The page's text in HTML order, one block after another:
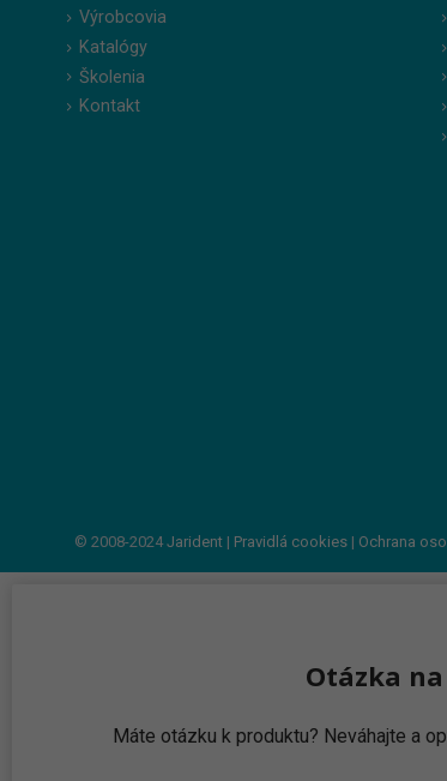
Výrobcovia
Katalógy
Školenia
Kontakt
© 2008-2024Jarident | Pravidlá cookies | Ochrana
Otázka
Máte otázku k produktu? Neváhajte a